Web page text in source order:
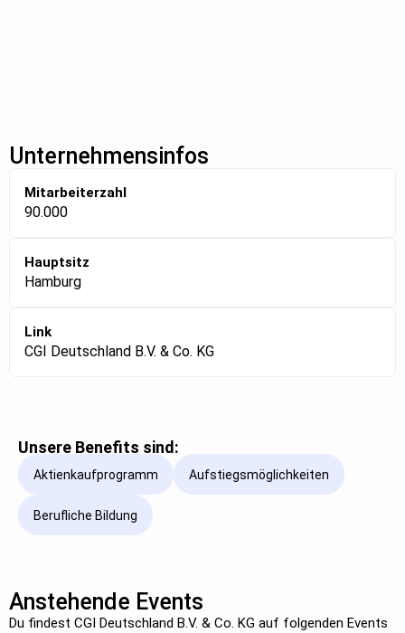
Unternehmensinfos
Mitarbeiterzahl
90.000
Hauptsitz
Hamburg
Link
CGI Deutschland B.V. & Co. KG
Unsere Benefits sind:
Aktienkaufprogramm Aufstiegsmöglichkeiten
Berufliche Bildung
Anstehende Events
Du findest CGI Deutschland B.V. & Co. KG auf folgenden Events